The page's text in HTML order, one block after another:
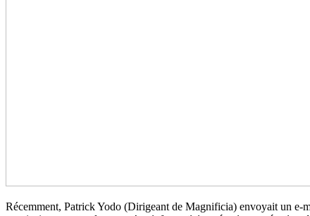
Récemment, Patrick Yodo (Dirigeant de Magnificia) envoyait un e-